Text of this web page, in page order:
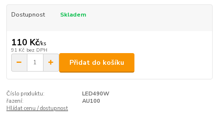
Dostupnost Skladem
110 Kč/ks
91 Kč bez DPH
Přidat do košíku
Číslo produktu:
LED490W
řazení:
AU100
Hlídat cenu / dostupnost